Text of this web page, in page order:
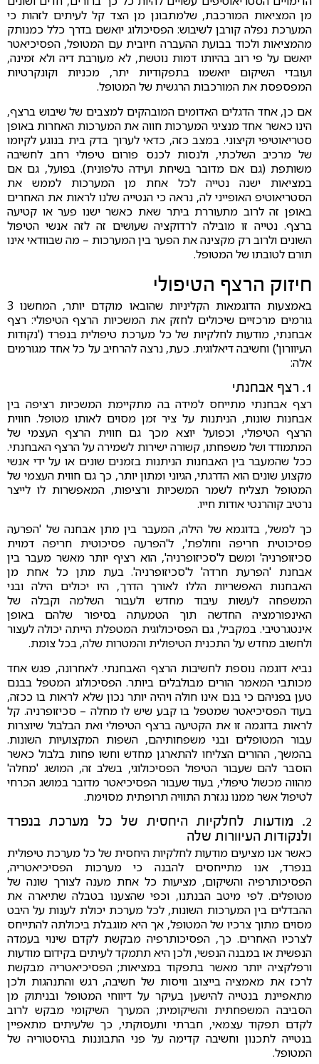
מן המציאות המורכבת, שלמתבונן מן הצד קל לעיתים לזהות כי
המערכת נפלה קורבן לשיבוש: הפסיכולוג יואשם בדרך כלל כמנותק
מהמציאות ולכוד בבועת ההעברה חיובית עם המטופל, הפסיכיאטר
יואשם על פי רוב בהיותו דמות נוטשת, לא מעורבת דיה ולא זמינה,
ועובדי השיקום יואשמו בתפקודיות יתר, מכניות וקונקרטיות
המפספסת את המורכבות הרגשית של המטופל.
אם כן, אחד הדגלים האדומים המובהקים למצבים של שיבוש ברצף,
הינו כאשר אחד מנציגי המערכות חווה את המערכות האחרות באופן
סטריאוטיפי וקיצוני. במצב כזה, כדאי לערוך בדק בית בנוגע לקיומו
של מרכיב השלכתי, ולנסות לכנס פורום טיפולי רחב לחשיבה
משותפת (גם אם מדובר בשיחת ועידה טלפונית). בפועל, גם אם
במציאות ישנה נטייה לכל אחת מן המערכות לממש את
הסטריאוטיפ האופייני לה, נראה כי הנטייה שלנו לראות את האחרים
באופן זה לרוב מתעוררת ביתר שאת כאשר ישנו פער או קטיעה
ברצף. נטייה זו מובילה לרדוקציה שעושים זה לזה אנשי הטיפול
השונים ולרוב רק מקצינה את הפער בין המערכות – מה שבוודאי אינו
תורם לטובתו של המטופל.
חיזוק הרצף הטיפולי
באמצעות הדוגמאות הקליניות שהובאו מוקדם יותר, המחשנו 3
גורמים מרכזיים שיכולים לחזק את המשכיות הרצף הטיפולי: רצף
אבחנתי, מודעות לחלקיות של כל מערכת טיפולית בנפרד ('נקודות
העיוורון') וחשיבה דיאלוגית. כעת, נרצה להרחיב על כל אחד מגורמים
אלה:
1. רצף אבחנתי
רצף אבחנתי מתייחס למידה בה מתקיימת המשכיות רציפה בין
אבחנות שונות, הניתנות על ציר זמן מסוים לאותו מטופל. חווית
הרצף הטיפולי, וכפועל יוצא מכך גם חווית הרצף העצמי של
המתמודד ושל משפחתו, קשורה ישירות לשמירה על הרצף האבחנתי.
ככל שהמעבר בין האבחנות הניתנות בזמנים שונים או על ידי אנשי
מקצוע שונים הוא הדרגתי, הגיוני ומתון יותר, כך גם חווית העצמי של
המטופל תצליח לשמר המשכיות ורציפות, המאפשרות לו לייצר
נרטיב קוהרנטי אודות חייו.
כך למשל, בדוגמא של הילה, המעבר בין מתן אבחנה של 'הפרעה
פסיכוטית חריפה וחולפת', ל'הפרעה פסיכוטית חריפה דמוית
סכיזופרניה' ומשם ל'סכיזופרניה', הוא רציף יותר מאשר מעבר בין
אבחנת 'הפרעת חרדה' ל'סכיזופרניה'. בעת מתן כל אחת מן
האבחנות האפשריות הללו לאורך הדרך, היו יכולים הילה ובני
המשפחה לעשות עיבוד מחדש ולעבור השלמה וקבלה של
האינפורמציה החדשה תוך הטמעתה בסיפור שלהם באופן
אינטגרטיבי. במקביל, גם הפסיכולוגית המטפלת הייתה יכולה לעצור
ולחשוב מחדש על התכנית הטיפולית והמטרות שלה, בכל צומת.
נביא דוגמה נוספת לחשיבות הרצף האבחנתי. לאחרונה, פגש אחד
מכותבי המאמר הורים מבולבלים ביותר. הפסיכולוג המטפל בבנם
טען בפניהם כי בנם אינו חולה ויהיה יותר נכון שלא לראות בו ככזה,
בעוד הפסיכיאטר שמטפל בו קבע שיש לו מחלה – סכיזופרניה. קל
לראות בדוגמה זו את הקטיעה ברצף הטיפולי ואת הבלבול שיוצרות
עבור המטופלים ובני משפחותיהם, השפות המקצועיות השונות.
בהמשך, ההורים הצליחו להתארגן מחדש וחשו פחות בלבול כאשר
הוסבר להם שעבור הטיפול הפסיכולוגי, בשלב זה, המושג 'מחלה'
מהווה מכשול טיפולי, בעוד שעבור הפסיכיאטר מדובר במושג הכרחי
לטיפול אשר ממנו נגזרת התוויה תרופתית מסוימת.
2. מודעות לחלקיות היחסית של כל מערכת בנפרד
ולנקודות העיוורות שלה
כאשר אנו מציעים מודעות לחלקיות היחסית של כל מערכת טיפולית
בנפרד, אנו מתייחסים להבנה כי מערכות הפסיכיאטריה,
הפסיכותרפיה והשיקום, מציעות כל אחת מענה לצורך שונה של
מטופלים. לפי מיטב הבנתנו, וכפי שהצענו בטבלה שתיארה את
ההבדלים בין המערכות השונות, לכל מערכת יכולת לענות על היבט
מסוים מתוך צרכיו של המטופל, אך היא מוגבלת ביכולתה להתייחס
לצרכיו האחרים. כך, הפסיכותרפיה מבקשת לקדם שינוי בעמדה
הנפשית או במבנה הנפשי, ולכן היא תתמקד לעיתים בקידום מודעות
ורפלקציה יותר מאשר בתפקוד במציאות; הפסיכיאטריה מבקשת
לרכז את מאמציה בייצוב וויסות של חשיבה, רגש והתנהגות ולכן
מתאפיינת בנטייה להישען בעיקר על דיווחי המטופל ובניתוק מן
הסביבה המשפחתית והשיקומית; המערך השיקומי מבקש לרוב
לקדם תפקוד עצמאי, חברתי ותעסוקתי, כך שלעיתים מתאפיין
בנטייה לתכנון וחשיבה קדימה על פני התבוננות בהיסטוריה של
המטופל.